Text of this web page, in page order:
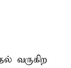
வருகிற